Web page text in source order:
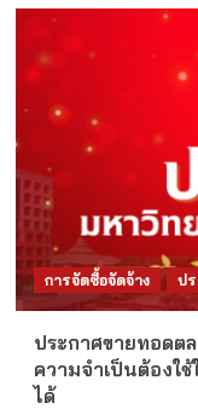
การจัดซื้อจัดจ้าง ปร
ประกาศขายทอดต
ความจำเป็นต้องใ
ได้